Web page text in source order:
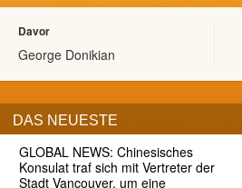
Davor
George Donikian
DAS NEUESTE
GLOBAL NEWS: Chinesisches
Konsulat traf sich mit Vertreter der
Stadt Vancouver, um eine